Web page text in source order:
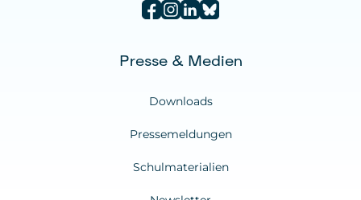
Presse & Medien
Downloads
Pressemeldungen
Schulmaterialien